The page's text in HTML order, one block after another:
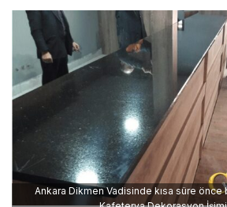
Ankara Dikmen Vadisinde kısa süre önce